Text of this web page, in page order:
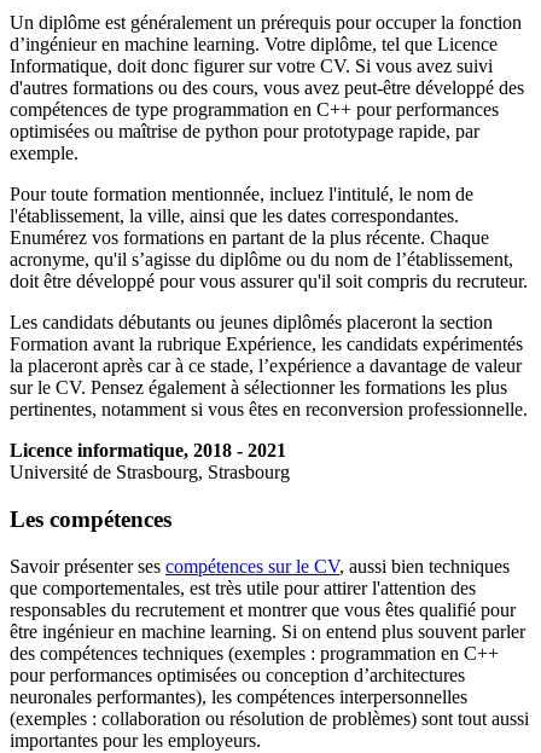
Un diplôme est généralement un prérequis pour occuper la fonction
d’ingénieur en machine learning. Votre diplôme, tel que Licence
Informatique, doit donc figurer sur votre CV. Si vous avez suivi
d'autres formations ou des cours, vous avez peut-être développé des
compétences de type programmation en C++ pour performances
optimisées ou maîtrise de python pour prototypage rapide, par
exemple.
Pour toute formation mentionnée, incluez l'intitulé, le nom de
l'établissement, la ville, ainsi que les dates correspondantes.
Enumérez vos formations en partant de la plus récente. Chaque
acronyme, qu'il s’agisse du diplôme ou du nom de l’établissement,
doit être développé pour vous assurer qu'il soit compris du recruteur.
Les candidats débutants ou jeunes diplômés placeront la section
Formation avant la rubrique Expérience, les candidats expérimentés
la placeront après car à ce stade, l’expérience a davantage de valeur
sur le CV. Pensez également à sélectionner les formations les plus
pertinentes, notamment si vous êtes en reconversion professionnelle.
Licence informatique, 2018 - 2021
Université de Strasbourg, Strasbourg
Les compétences
Savoir présenter ses compétences sur le CV, aussi bien techniques
que comportementales, est très utile pour attirer l'attention des
responsables du recrutement et montrer que vous êtes qualifié pour
être ingénieur en machine learning. Si on entend plus souvent parler
des compétences techniques (exemples : programmation en C++
pour performances optimisées ou conception d’architectures
neuronales performantes), les compétences interpersonnelles
(exemples : collaboration ou résolution de problèmes) sont tout aussi
importantes pour les employeurs.